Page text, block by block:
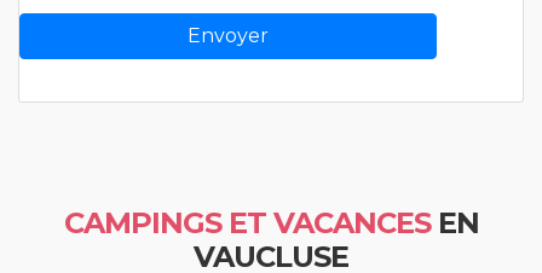
CAMPINGS ET VACANCESEN
VAUCLUSE